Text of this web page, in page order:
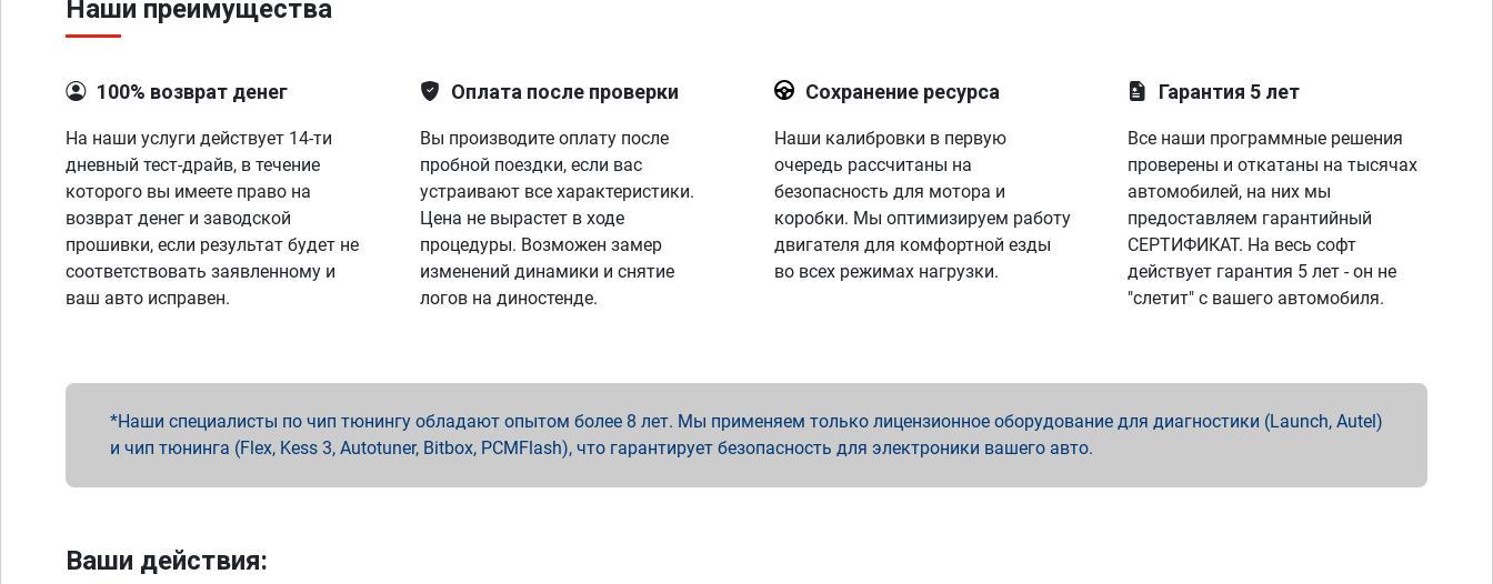
Наши преимущества
100% возврат денег
На наши услуги действует 14-ти
дневный тест-драйв, в течение
которого вы имеете право на
возврат денег и заводской
прошивки, если результат будет не
соответствовать заявленному и
ваш авто исправен.
Оплата после проверки
Вы производите оплату после
пробной поездки, если вас
устраивают все характеристики.
Цена не вырастет в ходе
процедуры. Возможен замер
изменений динамики и снятие
логов на диностенде.
Сохранение ресурса
Наши калибровки в первую
очередь рассчитаны на
безопасность для мотора и
коробки. Мы оптимизируем работу
двигателя для комфортной езды
во всех режимах нагрузки.
Гарантия 5 лет
Все наши программные решения
проверены и откатаны на тысячах
автомобилей, на них мы
предоставляем гарантийный
СЕРТИФИКАТ. На весь софт
действует гарантия 5 лет - он не
"слетит" с вашего автомобиля.
Наши специалисты по чип тюнингу обладают опытом более 8 лет. Мы применяем только лицензионное оборудование для диагностики (Launch, Autel)
и чип тюнинга (Flex, Kess 3, Autotuner, Bitbox, PCMFlash), что гарантирует безопасность для электроники вашего авто.
Ваши действия: